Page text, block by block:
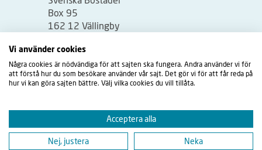
Box 95
162 12 Vällingby
Besöksadress:
Vällingbyplan 2
Vi använder cookies
Några cookies är nödvändiga för att sajten ska fungera. Andra använder vi för
att förstå hur du som besökare använder vår sajt. Det gör vi för att får reda på
hur vi kan göra sajten bättre. Välj vilka cookies du vill tillåta.
Acceptera alla
Nej, justera Neka